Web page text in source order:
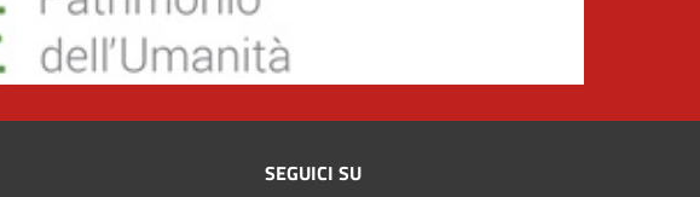
SEGUICI SU